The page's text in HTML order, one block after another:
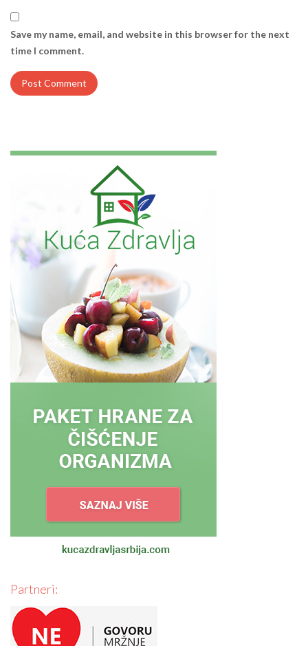
Save my name, email, and website in this browser for the next
time I comment.
Partneri: